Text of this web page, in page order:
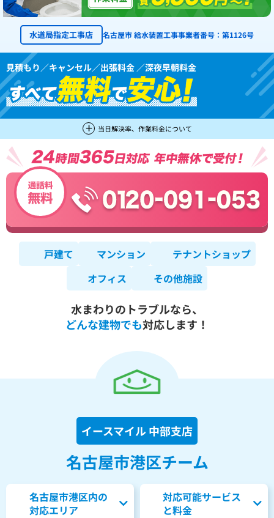
水道局指定工事店 名古屋市 給水装置工事事業者番号：第1126号
見積もり／キャンセル／出張料金 ／深夜早朝料金
当日解決率、作業料金について
戸建て マンション
テナントショップ
オフィス
その他施設
水まわりのトラブルなら、
どんな建物でも対応します！
イースマイル 中部支店
名古屋市港区チーム
名古屋市港区内の
対応エリア
対応可能サービス
と料金